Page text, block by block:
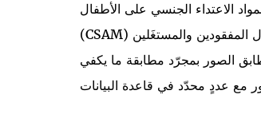
الاعتداء الجنسي على الأطفال"
(CSAM) وفقاً لبيانات "المركز الوطني للأطفال المفقودين والمستغَلين" (NCMEC) على كلّ جهاز "آيفون"،
الصور بمجرّد مطابقة ما يكفي